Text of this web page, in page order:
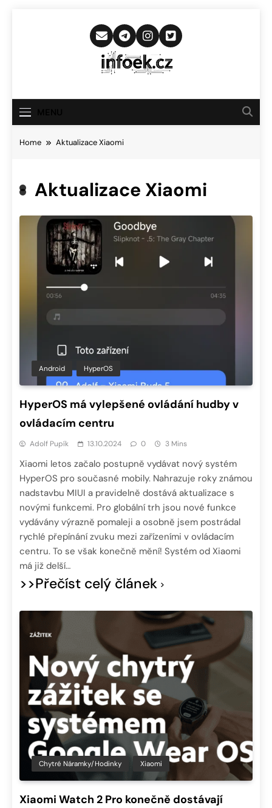
Infoek.cz
Novinkám
Home Aktualizace Xiaomi
Aktualizace Xiaomi
Android HyperOS
HyperOS má vylepšené ovládání hudby v
ovládacím centru
Adolf Pupík 13.10.2024 0 3 Mins
Xiaomi letos začalo postupně vydávat nový systém
HyperOS pro současné mobily. Nahrazuje roky známou
nadstavbu MIUI a pravidelně dostává aktualizace s
novými funkcemi. Pro globální trh jsou nové funkce
vydávány výrazně pomaleji a osobně jsem postrádal
rychlé přepínání zvuku mezi zařízeními v ovládacím
centru. To se však konečně mění! Systém od Xiaomi
má již delší…
>>Přečíst celý článek
Chytré Náramky/hodinky Xiaomi
Xiaomi Watch 2 Pro konečně dostávají